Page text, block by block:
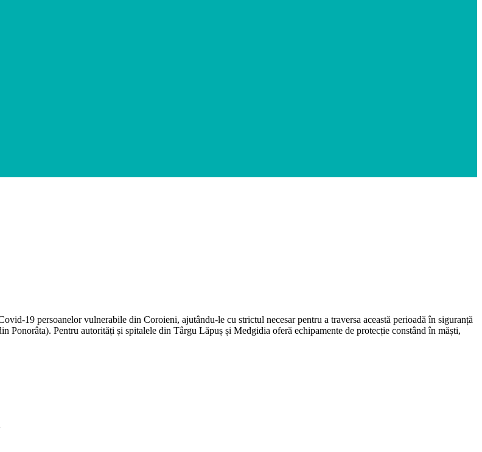
19 persoanelor vulnerabile din Coroieni, ajutându-le cu strictul necesar pentru a traversa această perioadă în siguranță
Ponorâta). Pentru autorități și spitalele din Târgu Lăpuș și Medgidia oferă echipamente de protecție constând în măști,